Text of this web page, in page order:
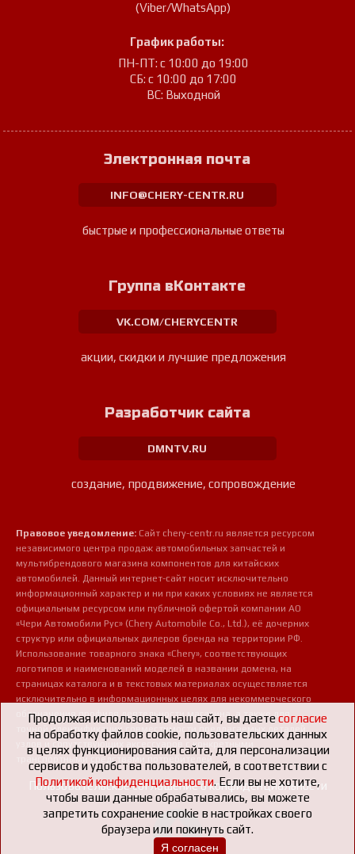
(Viber/WhatsApp)
График работы:
ПН-ПТ: с 10:00 до 19:00
СБ: с 10:00 до 17:00
ВС: Выходной
Электронная почта
INFO@CHERY-CENTR.RU
быстрые и профессиональные ответы
Группа вКонтакте
VK.COM/CHERYCENTR
акции, скидки и лучшие предложения
Разработчик сайта
DMNTV.RU
создание, продвижение, сопровождение
Правовое уведомление: Сайт chery-centr.ru является ресурсом
независимого центра продаж автомобильных запчастей и
мультибрендового магазина компонентов для китайских
автомобилей. Данный интернет-сайт носит исключительно
информационный характер и ни при каких условиях не является
официальным ресурсом или публичной офертой компании АО
«Чери Автомобили Рус» (Chery Automobile Co., Ltd.), её дочерних
структур или официальных дилеров бренда на территории РФ.
Использование товарного знака «Chery», соответствующих
логотипов и наименований моделей в названии домена, на
страницах каталога и в текстовых материалах осуществляется
исключительно в информационных целях для некоммерческого
обозначения профиля деятельности магазина, а также для
точной идентификации совместимости предлагаемых деталей,
узлов и сопутствующих аксессуаров с конкретными
транспортными средствами потребителей.
Пользовательское соглашение о конфиденциальности
Продолжая использовать наш сайт, вы даетесогласие
на обработку файлов cookie, пользовательских данных
в целях функционирования сайта, для персонализации
сервисов и удобства пользователей, в соответствии с
Политикой конфиденциальности. Если вы не хотите,
чтобы ваши данные обрабатывались, вы можете
запретить сохранение cookie в настройках своего
браузера или покинуть сайт.
Я согласен